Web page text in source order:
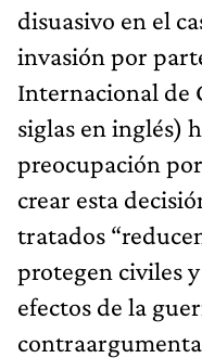
disuasivo en el
invasión por
Internacional de
siglas en inglés)
preocupación
crear esta
tratados
protegen civiles
efectos de la